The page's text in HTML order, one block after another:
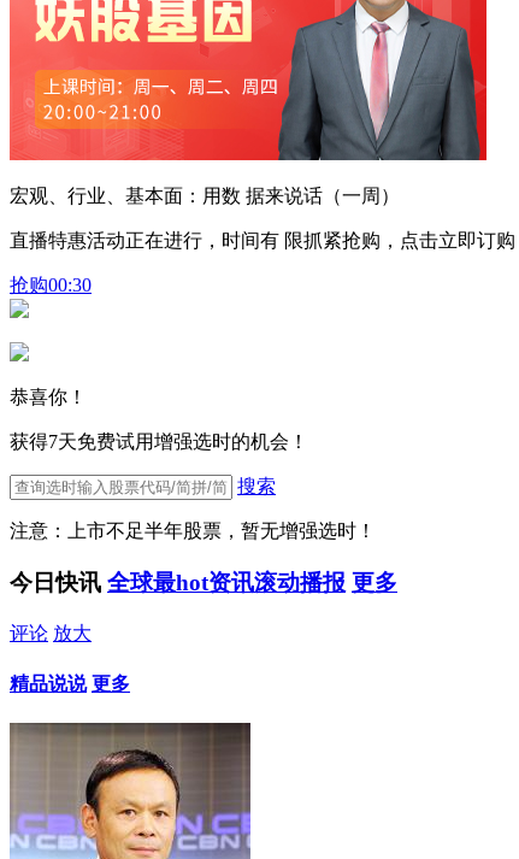
宏观、行业、基本面：用数 据来说话（一周）
直播特惠活动正在进行，时间有 限抓紧抢购，点击立即订购
抢购00:30
恭喜你！
获得7天免费试用增强选时的机会！
搜索
注意：上市不足半年股票，暂无增强选时！
今日快讯 全球最hot资讯滚动播报 更多
评论 放大
精品说说 更多